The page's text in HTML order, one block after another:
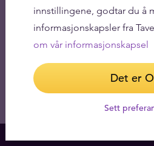
innstillingene, godtar du å
informasjonskapsler fra
om vår informasjonskapsel
Det er
Sett